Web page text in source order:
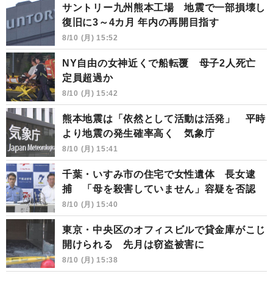
サントリー九州熊本工場 地震で一部損壊し
復旧に3～4カ月 年内の再開目指す
8/10 (月) 15:52
NY自由の女神近くで船転覆 母子2人死亡
定員超過か
8/10 (月) 15:42
熊本地震は「依然として活動は活発」 平時
より地震の発生確率高く 気象庁
8/10 (月) 15:41
千葉・いすみ市の住宅で女性遺体 長女逮
捕 「母を殺害していません」容疑を否認
8/10 (月) 15:40
東京・中央区のオフィスビルで貸金庫がこじ
開けられる 先月は窃盗被害に
8/10 (月) 15:38